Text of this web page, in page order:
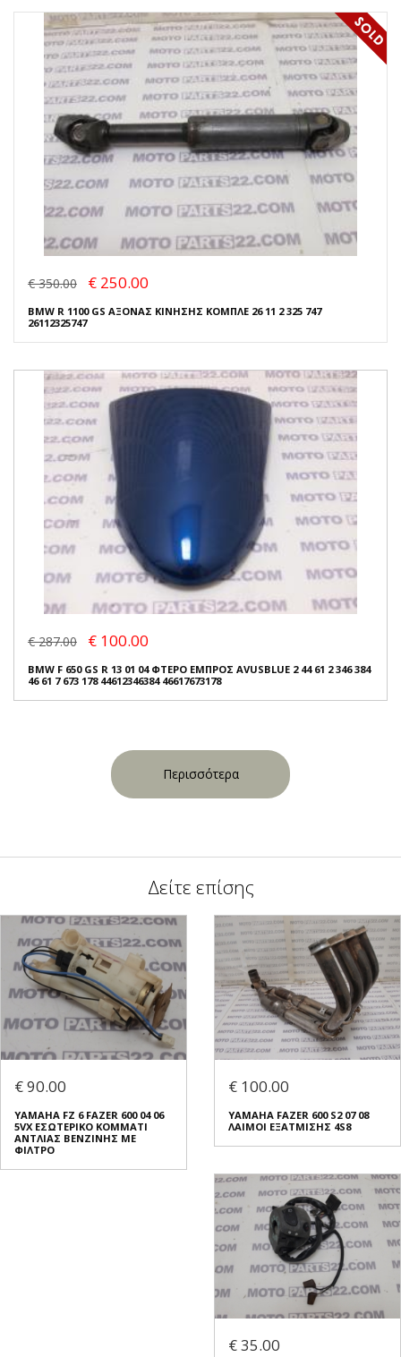
€ 350.00 € 250.00
BMW R 1100 GS ΑΞΟΝΑΣ ΚΙΝΗΣΗΣ ΚΟΜΠΛΕ 26 11 2 325 747
26112325747
€ 287.00 € 100.00
BMW F 650 GS R 13 01 04 ΦΤΕΡΟ ΕΜΠΡΟΣ AVUSBLUE 2 44 61 2 346 384
46 61 7 673 178 44612346384 46617673178
Περισσότερα
Δείτε επίσης
€ 90.00
YAMAHA FZ 6 FAZER 600 04 06
5VX ΕΣΩΤΕΡΙΚΟ ΚΟΜΜΑΤΙ
ΑΝΤΛΙΑΣ ΒΕΝΖΙΝΗΣ ΜΕ
ΦΙΛΤΡΟ
€ 100.00
YAMAHA FAZER 600 S2 07 08
ΛΑΙΜΟΙ ΕΞΑΤΜΙΣΗΣ 4S8
€ 35.00